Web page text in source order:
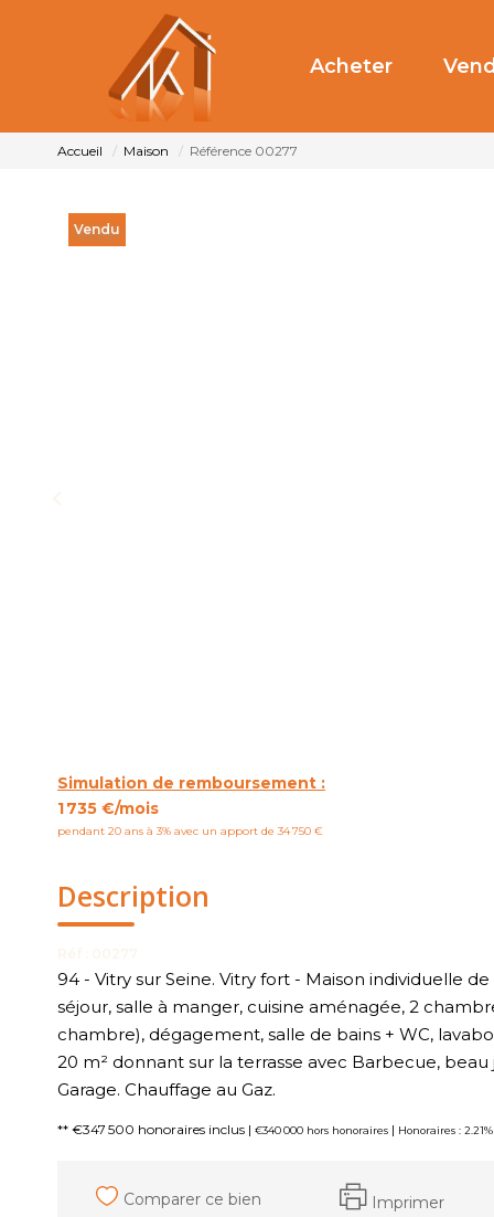
Acheter
Accueil Maison Référence 00277
Vendu
Simulation de remboursement :
1 735 €/mois
pendant 20 ans à 3% avec un apport de 34 750 €
Description
94 - Vitry sur Seine. Vitry fort - Maison individuelle
séjour, salle à manger, cuisine aménagée, 2
chambre), dégagement, salle de bains + WC,
20 m² donnant sur la terrasse avec Barbecue,
Garage. Chauffage au Gaz.
** €347 500 honoraires inclus | €340 000 hors honoraires | Honoraires :
Comparer ce bien Imprimer